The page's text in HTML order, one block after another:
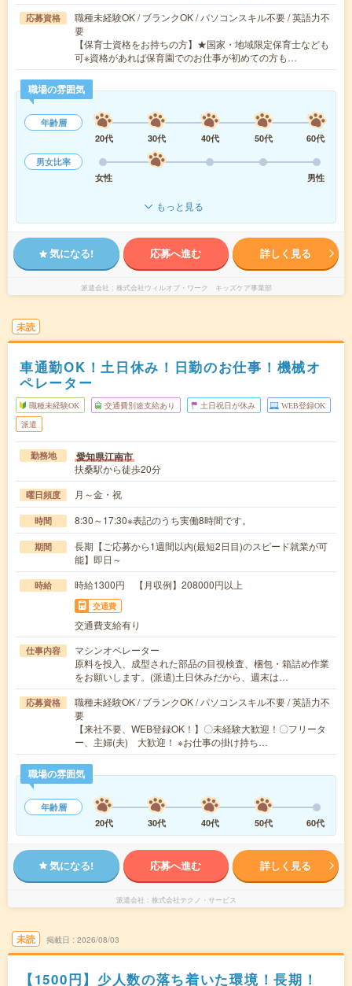
応募資格
職種未経験OK / ブランクOK / パソコンスキル不要 / 英語力不
要
【保育士資格をお持ちの方】★国家・地域限定保育士なども
可※資格があれば保育園でのお仕事が初めての方も…
職場の雰囲気
年齢層
20代
30代 40代 50代
60代
男女比率
女性
男性
もっと見る
気になる! 応募へ進む 詳しく見る
派遣会社 株式会社ウィルオブ・ワーク キッズケア事業部
未読
車通勤OK！土日休み！日勤のお仕事！機械オ
ペレーター
職種未経験OK 交通費別途支給あり 土日祝日が休み WEB登録OK
派遣
勤務地 愛知県江南市
扶桑駅から徒歩20分
曜日頻度 月～金・祝
時間 8:30～17:30※表記のうち実働8時間です。
期間
長期【ご応募から1週間以内(最短2日目)のスピード就業が可
能】即日～
時給 時給1300円 【月収例】208000円以上
交通費
交通費支給有り
仕事内容
マシンオペレーター
原料を投入、成型された部品の目視検査、梱包・箱詰め作業
をお願いします。(派遣)土日休みだから、週末は…
応募資格
職種未経験OK / ブランクOK / パソコンスキル不要 / 英語力不
要
【来社不要、WEB登録OK！】〇未経験大歓迎！〇フリータ
ー、主婦(夫) 大歓迎！ ※お仕事の掛け持ち…
職場の雰囲気
年齢層
20代
30代 40代 50代 60代
気になる! 応募へ進む 詳しく見る
派遣会社 株式会社テクノ・サービス
未読 掲載日 2026/08/03
【1500円】少人数の落ち着いた環境！長期！